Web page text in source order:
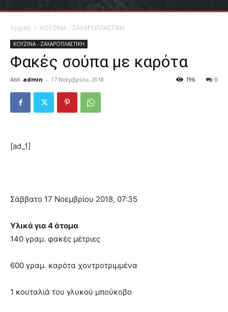
Αρχική ΚΟΥΖΙΝΑ - ΖΑΧΑΡΟΠΛΑΣΤΙΚΗ
ΚΟΥΖΙΝΑ - ΖΑΧΑΡΟΠΛΑΣΤΙΚΗ
Φακές σούπα με καρότα
Από admin - 17 Νοεμβρίου, 2018 0
196
[ad_1]
Σάββατο 17 Νοεμβρίου 2018, 07:35
Υλικά για 4 άτομα
140 γραμ. φακές μέτριες
600 γραμ. καρότα χοντροτριμμένα
1 κουταλιά του γλυκού μπούκοβο